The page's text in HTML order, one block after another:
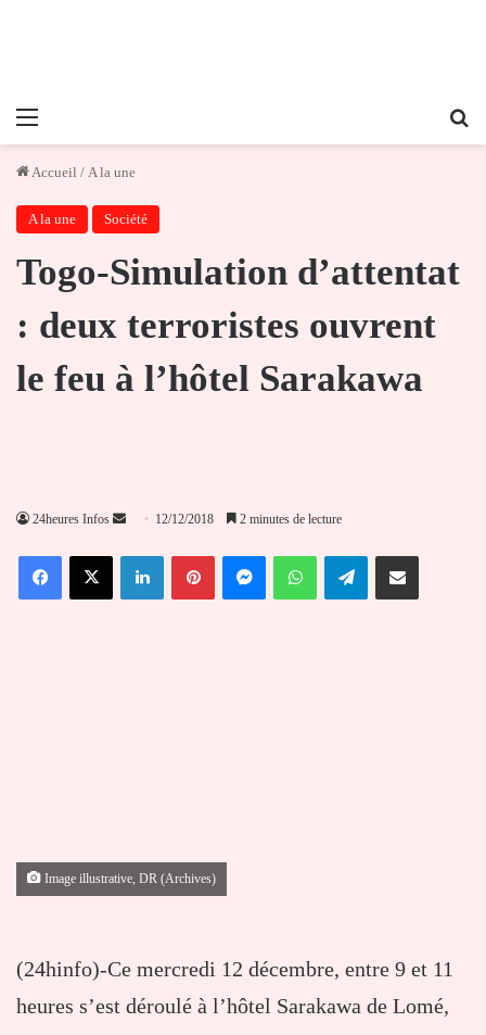
Menu
Accueil / A la une
A la une Société
Togo-Simulation d’attentat
: deux terroristes ouvrent
le feu à l’hôtel Sarakawa
24heures Infos
Envoyer
courriel
12/12/2018 2 minutes de lecture
FacebookX LinkedinPinterestMessengerWhatsAppTelegramPartager par email
Image illustrative, DR (Archives)
(24hinfo)-Ce mercredi 12 décembre, entre 9 et 11
heures s’est déroulé à l’hôtel Sarakawa de Lomé,